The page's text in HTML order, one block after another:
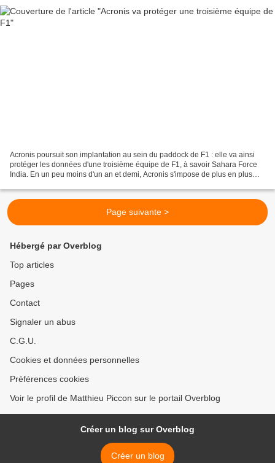
Acronis poursuit son implantation au sein du paddock de F1 : elle va ainsi
protéger les données d'une troisième équipe de F1, à savoir Sahara Force
India. En un peu moins d'un an et demi, Acronis s'impose de plus en plus
Page suivante >
Hébergé par Overblog
Top articles
Pages
Contact
Signaler un abus
C.G.U.
Cookies et données personnelles
Préférences cookies
Voir le profil de Matthieu Piccon sur le portail Overblog
Créer un blog sur Overblog
Créer un blog